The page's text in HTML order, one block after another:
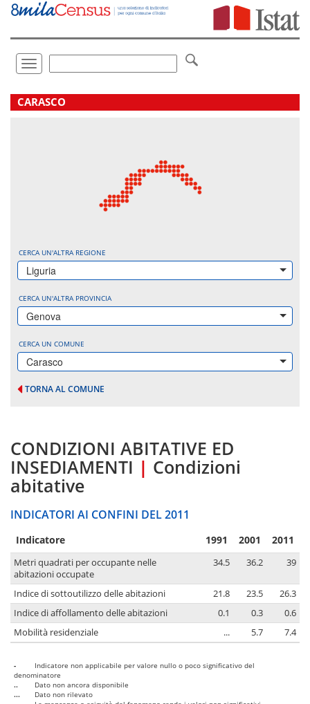
Vai
direttamente
Toggle
navigation
.
CARASCO
CERCA UN'ALTRA REGIONE
Liguria
CERCA UN'ALTRA PROVINCIA
Genova
CERCA UN COMUNE
Carasco
TORNA AL COMUNE
CONDIZIONI ABITATIVE ED
INSEDIAMENTI | Condizioni
abitative
INDICATORI AI CONFINI DEL 2011
Indicatore 1991 2001 2011
Metri quadrati per occupante nelle
abitazioni occupate
34.5 36.2 39
Indice di sottoutilizzo delle abitazioni 21.8 23.5
26.3
Indice di affollamento delle abitazioni
0.1 0.3
0.6
Mobilità residenziale
... 5.7 7.4
-
Indicatore non applicabile per valore nullo o poco significativo del
denominatore
..
Dato non ancora disponibile
...
Dato non rilevato